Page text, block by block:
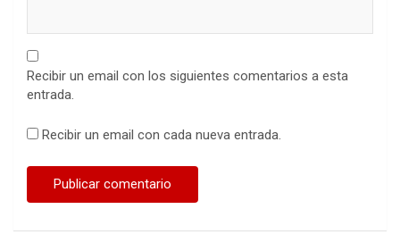
Recibir un email con los siguientes comentarios a esta
entrada.
Recibir un email con cada nueva entrada.